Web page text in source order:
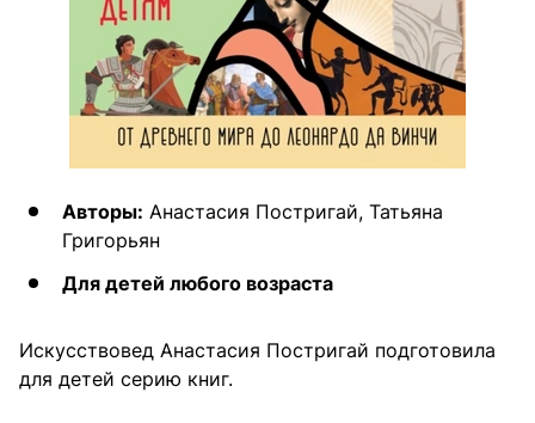
Авторы: Анастасия Постригай, Татьяна
Григорьян
Для детей любого возраста
Искусствовед Анастасия Постригай подготовила
для детей серию книг.